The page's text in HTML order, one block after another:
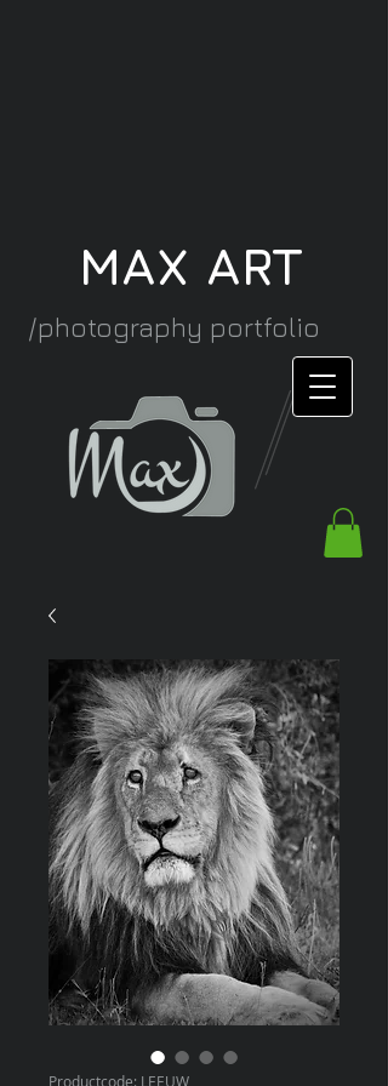
MAX ART
/photography portfolio
Productcode: LEEUW